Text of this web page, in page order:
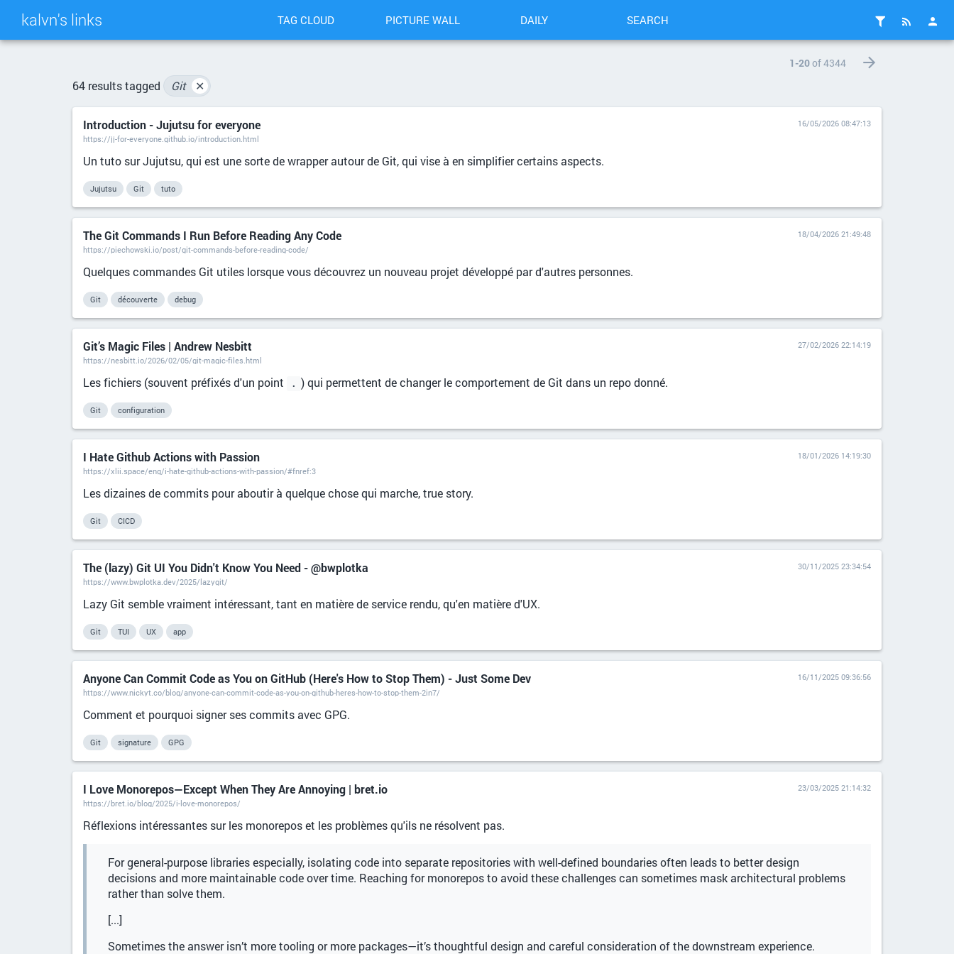
kalvn's links TAG CLOUD PICTURE WALL DAILY SEARCH
1-20of 4344
64 results tagged Git ✕
Introduction - Jujutsu for everyone
https://jj-for-everyone.github.io/introduction.html
16/05/2026 08:47:13
Un tuto sur Jujutsu, qui est une sorte de wrapper autour de Git, qui vise à en simplifier certains aspects.
Jujutsu Git tuto
The Git Commands I Run Before Reading Any Code
https://piechowski.io/post/git-commands-before-reading-code/
18/04/2026 21:49:48
Quelques commandes Git utiles lorsque vous découvrez un nouveau projet développé par d'autres personnes.
Git découverte debug
Git’s Magic Files | Andrew Nesbitt
https://nesbitt.io/2026/02/05/git-magic-files.html
27/02/2026 22:14:19
Les fichiers (souvent préfixés d'un point . ) qui permettent de changer le comportement de Git dans un repo donné.
Git configuration
I Hate Github Actions with Passion
https://xlii.space/eng/i-hate-github-actions-with-passion/#fnref:3
18/01/2026 14:19:30
Les dizaines de commits pour aboutir à quelque chose qui marche, true story.
Git CICD
The (lazy) Git UI You Didn't Know You Need - @bwplotka
https://www.bwplotka.dev/2025/lazygit/
30/11/2025 23:34:54
Lazy Git semble vraiment intéressant, tant en matière de service rendu, qu'en matière d'UX.
Git TUI UX app
Anyone Can Commit Code as You on GitHub (Here's How to Stop Them) - Just Some Dev
https://www.nickyt.co/blog/anyone-can-commit-code-as-you-on-github-heres-how-to-stop-them-2in7/
16/11/2025 09:36:56
Comment et pourquoi signer ses commits avec GPG.
Git signature GPG
I Love Monorepos—Except When They Are Annoying | bret.io
https://bret.io/blog/2025/i-love-monorepos/
23/03/2025 21:14:32
Réflexions intéressantes sur les monorepos et les problèmes qu'ils ne résolvent pas.
For general-purpose libraries especially, isolating code into separate repositories with well-defined boundaries often leads to better design
decisions and more maintainable code over time. Reaching for monorepos to avoid these challenges can sometimes mask architectural problems
rather than solve them.
[...]
Sometimes the answer isn’t more tooling or more packages—it’s thoughtful design and careful consideration of the downstream experience.